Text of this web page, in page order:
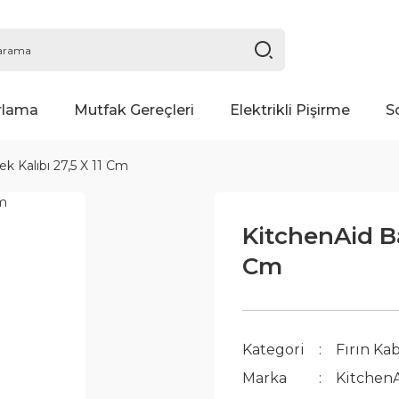
Mutfak Gereçleri Elektrikli Pişirme
27,5 X 11 Cm
KitchenAid
Cm
Kategori
Fırın
Marka